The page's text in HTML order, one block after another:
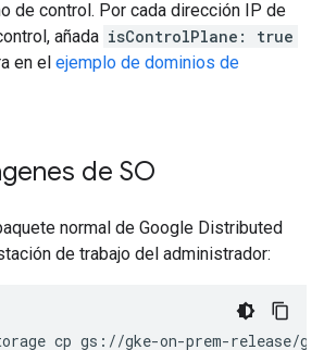
de control. Por cada dirección IP de
añada isControlPlane: true
en el ejemplo de dominios de
de SO
normal de Google Distributed
de trabajo del administrador:
cp gs://gke-on-prem-release/